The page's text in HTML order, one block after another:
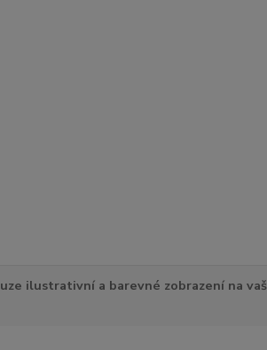
ilustrativní a barevné zobrazení na